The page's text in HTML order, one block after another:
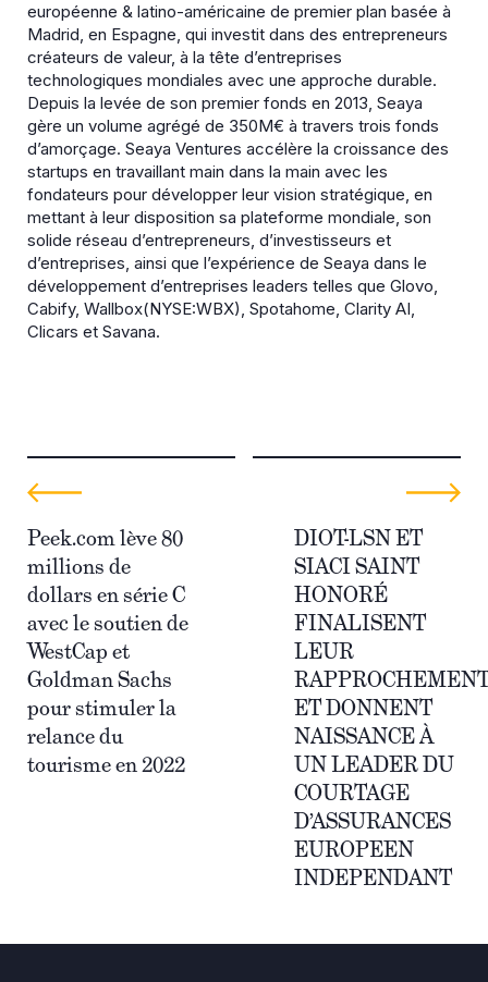
européenne & latino-américaine de premier plan basée à
Madrid, en Espagne, qui investit dans des entrepreneurs
créateurs de valeur, à la tête d’entreprises
technologiques mondiales avec une approche durable.
Depuis la levée de son premier fonds en 2013, Seaya
gère un volume agrégé de 350M€ à travers trois fonds
d’amorçage. Seaya Ventures accélère la croissance des
startups en travaillant main dans la main avec les
fondateurs pour développer leur vision stratégique, en
mettant à leur disposition sa plateforme mondiale, son
solide réseau d’entrepreneurs, d’investisseurs et
d’entreprises, ainsi que l’expérience de Seaya dans le
développement d’entreprises leaders telles que Glovo,
Cabify, Wallbox(NYSE:WBX), Spotahome, Clarity AI,
Clicars et Savana.
Peek.com lève 80
millions de
dollars en série C
avec le soutien de
WestCap et
Goldman Sachs
pour stimuler la
relance du
tourisme en 2022
DIOT-LSN ET
SIACI SAINT
HONORÉ
FINALISENT
LEUR
ET DONNENT
NAISSANCE À
UN LEADER DU
COURTAGE
D’ASSURANCES
EUROPEEN
INDEPENDANT